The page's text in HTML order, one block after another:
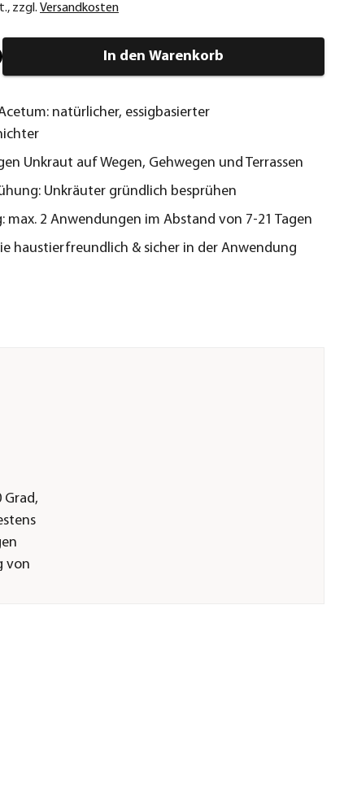
, zzgl. Versandkosten
In den Warenkorb
natürlicher, essigbasierter
Unkraut auf Wegen, Gehwegen und Terrassen
Unkräuter gründlich besprühen
max. 2 Anwendungen im Abstand von 7-21 Tagen
haustierfreundlich & sicher in der Anwendung
Grad,
von